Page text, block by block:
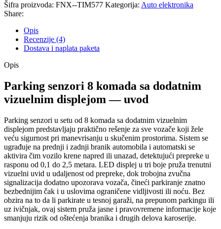
Šifra proizvoda: FNX--TIM577 Kategorija: Auto elektronika
Share:
Opis
Recenzije (4)
Dostava i naplata paketa
Opis
Parking senzori 8 komada sa dodatnim
vizuelnim displejom — uvod
Parking senzori u setu od 8 komada sa dodatnim vizuelnim
displejom predstavljaju praktično rešenje za sve vozače koji žele
veću sigurnost pri manevrisanju u skučenim prostorima. Sistem se
ugrađuje na prednji i zadnji branik automobila i automatski se
aktivira čim vozilo krene napred ili unazad, detektujući prepreke u
rasponu od 0,1 do 2,5 metara. LED displej u tri boje pruža trenutni
vizuelni uvid u udaljenost od prepreke, dok trobojna zvučna
signalizacija dodatno upozorava vozača, čineći parkiranje znatno
bezbednijim čak i u uslovima ograničene vidljivosti ili noću. Bez
obzira na to da li parkirate u tesnoj garaži, na prepunom parkingu ili
uz ivičnjak, ovaj sistem pruža jasne i pravovremene informacije koje
smanjuju rizik od oštećenja branika i drugih delova karoserije.